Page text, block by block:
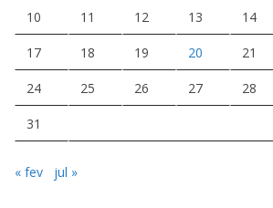
10 11 12 13 14
17 18 19 20 21
24 25 26 27 28
31
« fev jul »